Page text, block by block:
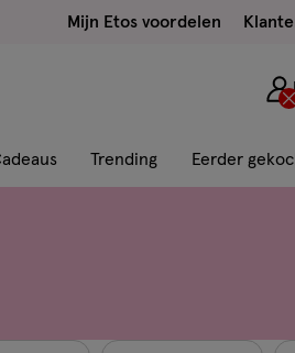
Mijn Etos voordelen
Trending Eerder